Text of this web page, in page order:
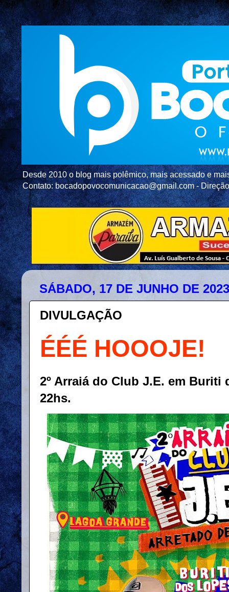
Desde 2010 o blog mais polêmico, mais acessado e
Contato: bocadopovocomunicacao@gmail.com -
SÁBADO, 17 DE JUNHO DE 2023
DIVULGAÇÃO
ÉÉÉ HOOOJE!
2º Arraiá do Club J.E. em Buriti
22hs.